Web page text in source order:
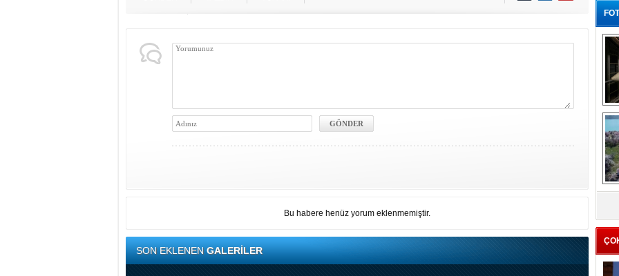
Bu habere henüz yorum eklenmemiştir.
SON EKLENENGALERİLER